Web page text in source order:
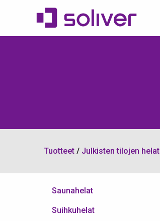
Tuotteet / Julkisten tilojen helat
Saunahelat
Suihkuhelat